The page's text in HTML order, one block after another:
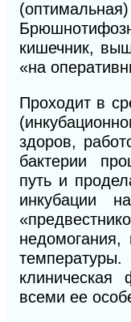
кишечник,
«на
Проходит в
здоров,
бактерии
путь и
инкубации
всеми ее